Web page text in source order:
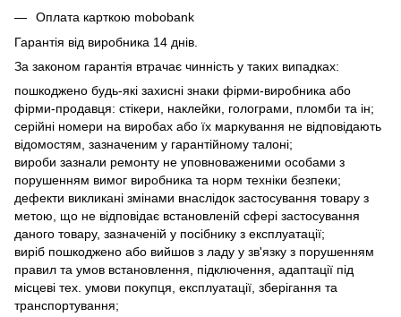
Оплата карткою mobobank
Гарантія від виробника 14 днів.
За законом гарантія втрачає чинність у таких випадках:
пошкоджено будь-які захисні знаки фірми-виробника або
фірми-продавця: стікери, наклейки, голограми, пломби та ін;
серійні номери на виробах або їх маркування не відповідають
відомостям, зазначеним у гарантійному талоні;
вироби зазнали ремонту не уповноваженими особами з
порушенням вимог виробника та норм техніки безпеки;
дефекти викликані змінами внаслідок застосування товару з
метою, що не відповідає встановленій сфері застосування
даного товару, зазначеній у посібнику з експлуатації;
виріб пошкоджено або вийшов з ладу у зв'язку з порушенням
правил та умов встановлення, підключення, адаптації під
місцеві тех. умови покупця, експлуатації, зберігання та
транспортування;